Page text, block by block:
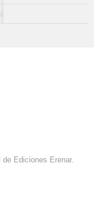
Ediciones Erenar.